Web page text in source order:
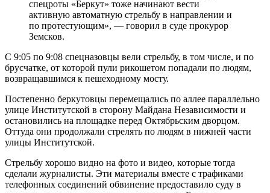
спецроты «Беркут» тоже начинают вести
активную автоматную стрельбу в направлении и
по протестующим», — говорил в суде прокурор
Земсков.
С 9:05 по 9:08 спецназовцы вели стрельбу, в том числе, и по
брусчатке, от которой пули рикошетом попадали по людям,
возвращавшимся к пешеходному мосту.
Постепенно беркутовцы перемещались по аллее параллельно
улице Институтской в сторону Майдана Независимости и
остановились на площадке перед Октябрьским дворцом.
Оттуда они продолжали стрелять по людям в нижней части
улицы Институтской.
Стрельбу хорошо видно на фото и видео, которые тогда
сделали журналисты. Эти материалы вместе с трафиками
телефонных соединений обвинение предоставило суду в